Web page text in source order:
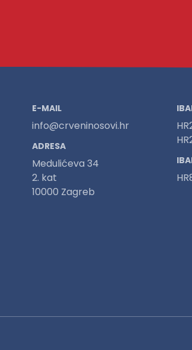
E-MAIL
info@crveninosovi.hr
ADRESA
Medulićeva 34
2. kat
10000 Zagreb